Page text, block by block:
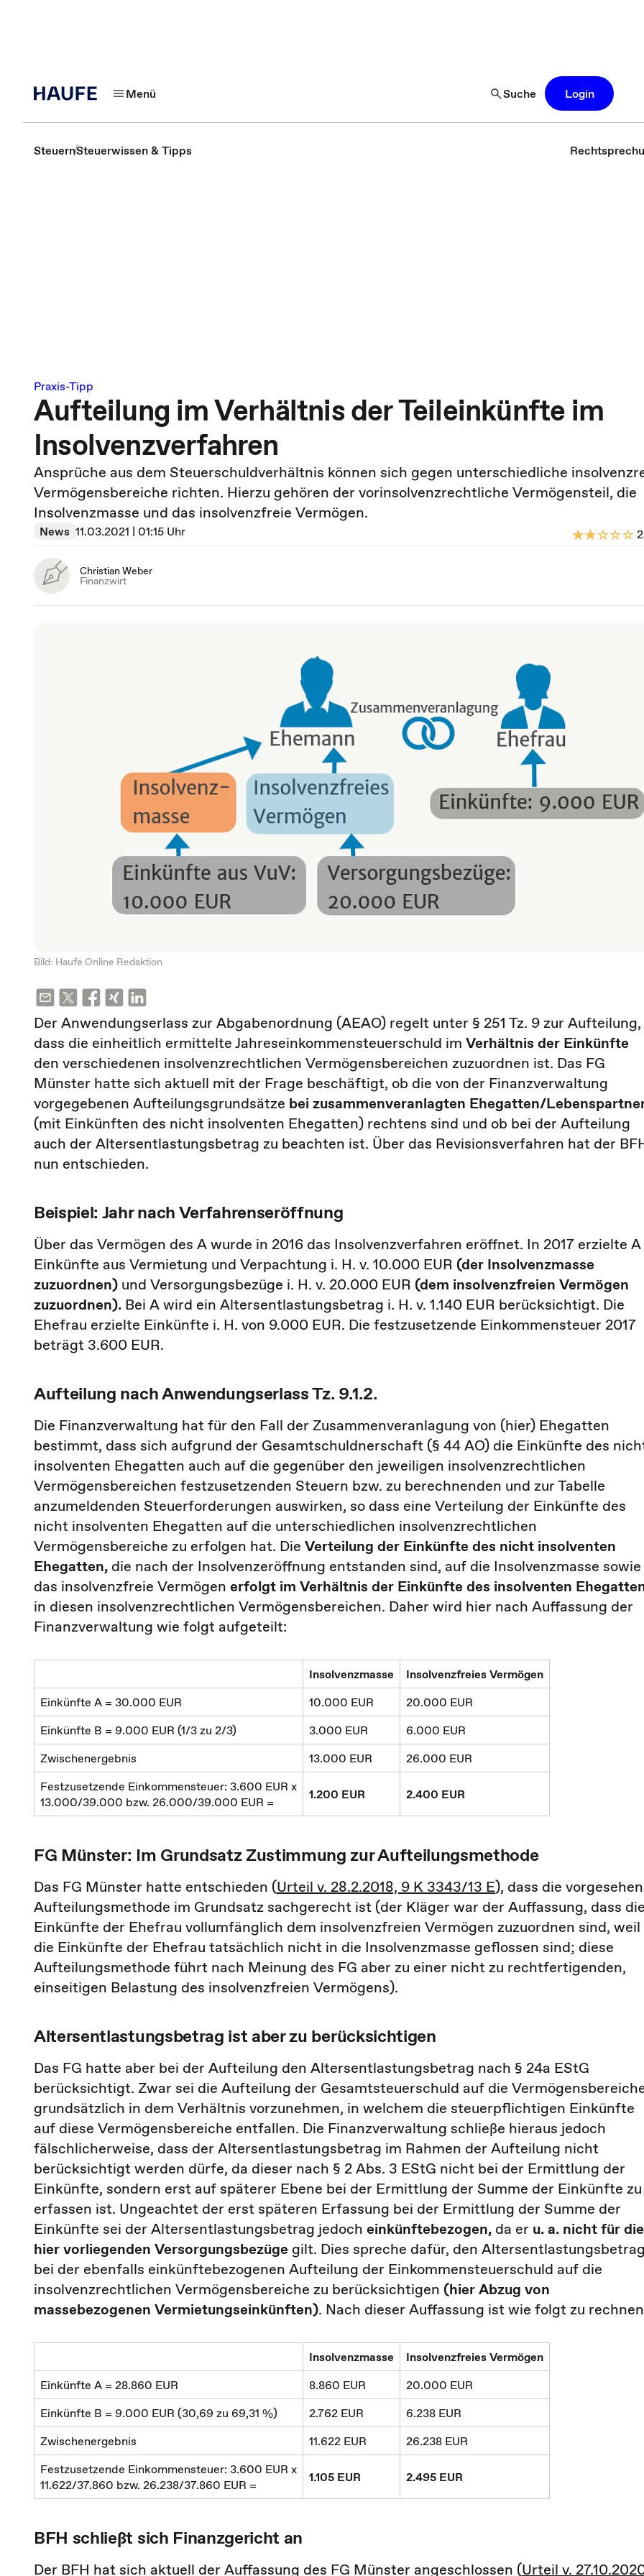
Menü Suche Login
SteuernSteuerwissen & Tipps
Praxis-Tipp
Aufteilung im Verhältnis der Teileinkünfte im
Insolvenzverfahren
Ansprüche aus dem Steuerschuldverhältnis können sich gegen unterschiedliche
Vermögensbereiche richten. Hierzu gehören der vorinsolvenzrechtliche Vermögensteil, die
Insolvenzmasse und das insolvenzfreie Vermögen.
News 11.03.2021 | 01:15 Uhr
Christian Weber
Finanzwirt
Bild: Haufe Online Redaktion
Der Anwendungserlass zur Abgabenordnung (AEAO) regelt unter § 251 Tz. 9 zur Aufteilung,
dass die einheitlich ermittelte Jahreseinkommensteuerschuld im Verhältnis der Einkünfte
den verschiedenen insolvenzrechtlichen Vermögensbereichen zuzuordnen ist. Das FG
Münster hatte sich aktuell mit der Frage beschäftigt, ob die von der Finanzverwaltung
vorgegebenen Aufteilungsgrundsätze bei zusammenveranlagten Ehegatten/
(mit Einkünften des nicht insolventen Ehegatten) rechtens sind und ob bei der Aufteilung
auch der Altersentlastungsbetrag zu beachten ist. Über das Revisionsverfahren hat der
nun entschieden.
Beispiel: Jahr nach Verfahrenseröffnung
Über das Vermögen des A wurde in 2016 das Insolvenzverfahren eröffnet. In 2017 erzielte A
Einkünfte aus Vermietung und Verpachtung i. H. v. 10.000 EUR (der Insolvenzmasse
zuzuordnen) und Versorgungsbezüge i. H. v. 20.000 EUR (dem insolvenzfreien Vermögen
zuzuordnen). Bei A wird ein Altersentlastungsbetrag i. H. v. 1.140 EUR berücksichtigt. Die
Ehefrau erzielte Einkünfte i. H. von 9.000 EUR. Die festzusetzende Einkommensteuer 2017
beträgt 3.600 EUR.
Aufteilung nach Anwendungserlass Tz. 9.1.2.
Die Finanzverwaltung hat für den Fall der Zusammenveranlagung von (hier) Ehegatten
bestimmt, dass sich aufgrund der Gesamtschuldnerschaft (§ 44 AO) die Einkünfte des
insolventen Ehegatten auch auf die gegenüber den jeweiligen insolvenzrechtlichen
Vermögensbereichen festzusetzenden Steuern bzw. zu berechnenden und zur Tabelle
anzumeldenden Steuerforderungen auswirken, so dass eine Verteilung der Einkünfte des
nicht insolventen Ehegatten auf die unterschiedlichen insolvenzrechtlichen
Vermögensbereiche zu erfolgen hat. Die Verteilung der Einkünfte des nicht insolventen
Ehegatten, die nach der Insolvenzeröffnung entstanden sind, auf die Insolvenzmasse sowie
das insolvenzfreie Vermögen erfolgt im Verhältnis der Einkünfte des insolventen
in diesen insolvenzrechtlichen Vermögensbereichen. Daher wird hier nach Auffassung der
Finanzverwaltung wie folgt aufgeteilt:
Insolvenzmasse
Insolvenzfreies Vermögen
Einkünfte A = 30.000 EUR
10.000 EUR
20.000 EUR
Einkünfte B = 9.000 EUR (1/3 zu 2/3)
3.000 EUR
6.000 EUR
Zwischenergebnis
13.000 EUR
26.000 EUR
Festzusetzende Einkommensteuer: 3.600 EUR x
13.000/39.000 bzw. 26.000/39.000 EUR =
1.200 EUR 2.400 EUR
FG Münster: Im Grundsatz Zustimmung zur Aufteilungsmethode
Das FG Münster hatte entschieden (Urteil v. 28.2.2018, 9 K 3343/13 E), dass die
Aufteilungsmethode im Grundsatz sachgerecht ist (der Kläger war der Auffassung, dass
Einkünfte der Ehefrau vollumfänglich dem insolvenzfreien Vermögen zuzuordnen sind, weil
die Einkünfte der Ehefrau tatsächlich nicht in die Insolvenzmasse geflossen sind; diese
Aufteilungsmethode führt nach Meinung des FG aber zu einer nicht zu rechtfertigenden,
einseitigen Belastung des insolvenzfreien Vermögens).
Altersentlastungsbetrag ist aber zu berücksichtigen
Das FG hatte aber bei der Aufteilung den Altersentlastungsbetrag nach § 24a EStG
berücksichtigt. Zwar sei die Aufteilung der Gesamtsteuerschuld auf die
grundsätzlich in dem Verhältnis vorzunehmen, in welchem die steuerpflichtigen Einkünfte
auf diese Vermögensbereiche entfallen. Die Finanzverwaltung schließe hieraus jedoch
fälschlicherweise, dass der Altersentlastungsbetrag im Rahmen der Aufteilung nicht
berücksichtigt werden dürfe, da dieser nach § 2 Abs. 3 EStG nicht bei der Ermittlung der
Einkünfte, sondern erst auf späterer Ebene bei der Ermittlung der Summe der Einkünfte zu
erfassen ist. Ungeachtet der erst späteren Erfassung bei der Ermittlung der Summe der
Einkünfte sei der Altersentlastungsbetrag jedoch einkünftebezogen, da er u. a. nicht für die
hier vorliegenden Versorgungsbezüge gilt. Dies spreche dafür, den
bei der ebenfalls einkünftebezogenen Aufteilung der Einkommensteuerschuld auf die
insolvenzrechtlichen Vermögensbereiche zu berücksichtigen (hier Abzug von
massebezogenen Vermietungseinkünften). Nach dieser Auffassung ist wie folgt zu
Insolvenzmasse
Insolvenzfreies Vermögen
Einkünfte A = 28.860 EUR
8.860 EUR
20.000 EUR
Einkünfte B = 9.000 EUR (30,69 zu 69,31 %)
2.762 EUR
6.238 EUR
Zwischenergebnis
11.622 EUR
26.238 EUR
Festzusetzende Einkommensteuer: 3.600 EUR x
11.622/37.860 bzw. 26.238/37.860 EUR =
1.105 EUR 2.495 EUR
BFH schließt sich Finanzgericht an
Der BFH hat sich aktuell der Auffassung des FG Münster angeschlossen (Urteil v.